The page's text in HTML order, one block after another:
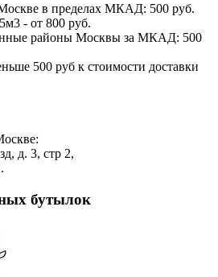
в пределах МКАД: 500 руб.
- от 800 руб.
районы Москвы за МКАД: 500
500 руб к стоимости доставки
д. 3, стр 2,
бутылок